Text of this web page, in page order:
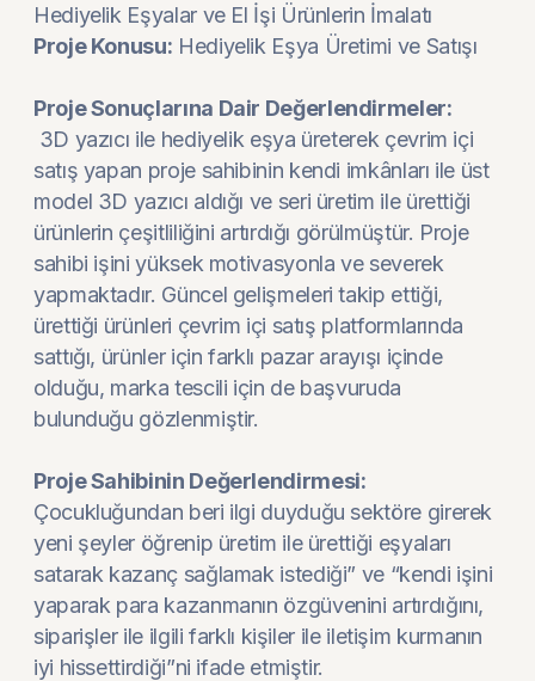
Hediyelik Eşyalar ve El İşi Ürünlerin İmalatı
Proje Konusu: Hediyelik Eşya Üretimi ve Satışı
Proje Sonuçlarına Dair Değerlendirmeler:
3D yazıcı ile hediyelik eşya üreterek çevrim içi
satış yapan proje sahibinin kendi imkânları ile üst
model 3D yazıcı aldığı ve seri üretim ile ürettiği
ürünlerin çeşitliliğini artırdığı görülmüştür. Proje
sahibi işini yüksek motivasyonla ve severek
yapmaktadır. Güncel gelişmeleri takip ettiği,
ürettiği ürünleri çevrim içi satış platformlarında
sattığı, ürünler için farklı pazar arayışı içinde
olduğu, marka tescili için de başvuruda
bulunduğu gözlenmiştir.
Proje Sahibinin Değerlendirmesi:
Çocukluğundan beri ilgi duyduğu sektöre girerek
yeni şeyler öğrenip üretim ile ürettiği eşyaları
satarak kazanç sağlamak istediği” ve “kendi işini
yaparak para kazanmanın özgüvenini artırdığını,
siparişler ile ilgili farklı kişiler ile iletişim kurmanın
iyi hissettirdiği”ni ifade etmiştir.